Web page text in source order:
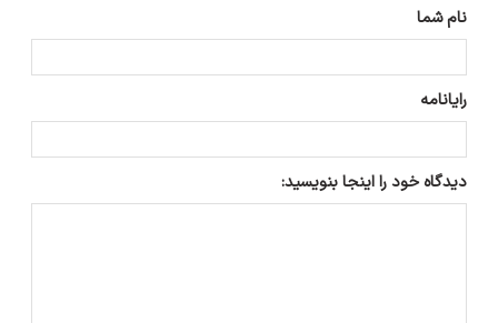
نام شما
رایانامه
دیدگاه خود را اینجا بنویسید: